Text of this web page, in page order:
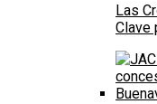
Las
Clave